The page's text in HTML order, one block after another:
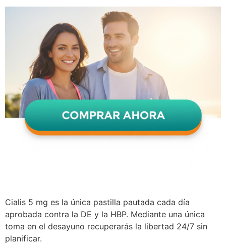
Cialis 5 mg es la única pastilla pautada cada día
aprobada contra la DE y la HBP. Mediante una única
toma en el desayuno recuperarás la libertad 24/7 sin
planificar.